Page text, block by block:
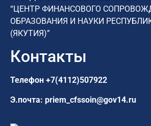
“ЦЕНТР ФИНАНСОВОГО
ОБРАЗОВАНИЯ И НАУКИ
(ЯКУТИЯ)”
Контакты
Телефон +7(4112)507922
Э.почта: priem_cfssoin@gov14.ru